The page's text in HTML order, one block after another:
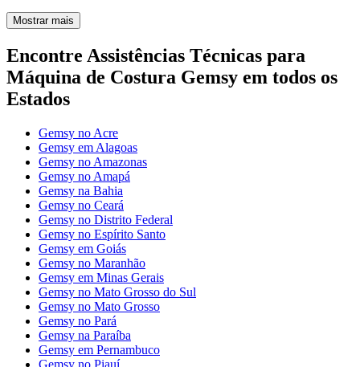
Mostrar mais
Encontre Assistências Técnicas para
Máquina de Costura Gemsy em todos os
Estados
Gemsy no Acre
Gemsy em Alagoas
Gemsy no Amazonas
Gemsy no Amapá
Gemsy na Bahia
Gemsy no Ceará
Gemsy no Distrito Federal
Gemsy no Espírito Santo
Gemsy em Goiás
Gemsy no Maranhão
Gemsy em Minas Gerais
Gemsy no Mato Grosso do Sul
Gemsy no Mato Grosso
Gemsy no Pará
Gemsy na Paraíba
Gemsy em Pernambuco
Gemsy no Piauí